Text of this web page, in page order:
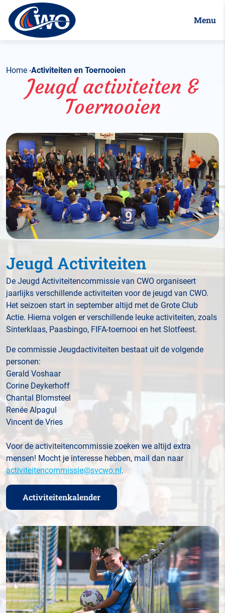
Menu
Home Activiteiten en Toernooien
Jeugd activiteiten &
Toernooien
Jeugd Activiteiten
De Jeugd Activiteitencommissie van CWO organiseert
jaarlijks verschillende activiteiten voor de jeugd van CWO.
Het seizoen start in september altijd met de Grote Club
Actie. Hierna volgen er verschillende leuke activiteiten, zoals
Sinterklaas, Paasbingo, FIFA-toernooi en het Slotfeest.
De commissie Jeugdactiviteiten bestaat uit de volgende
personen:
Gerald Voshaar
Corine Deykerhoff
Chantal Blomsteel
Renée Alpagul
Vincent de Vries
Voor de activiteitencommissie zoeken we altijd extra
mensen! Mocht je interesse hebben, mail dan naar
activiteitencommissie@svcwo.nl.
Activiteitenkalender